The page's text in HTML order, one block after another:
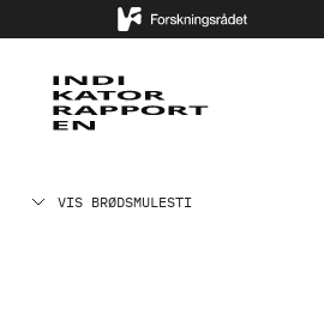
VIS BRØDSMULESTI